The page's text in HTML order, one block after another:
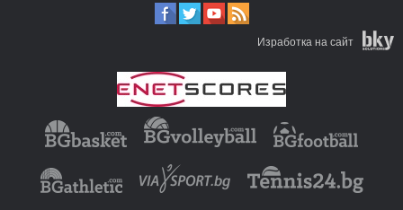
Изработка на сайт